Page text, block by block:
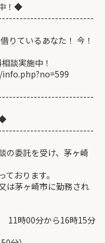
！◆
りているあなた！ 今！
談実施中！
委託を受け、茅ヶ崎
おります。
茅ヶ崎市に勤務され
11時00分から16時15分